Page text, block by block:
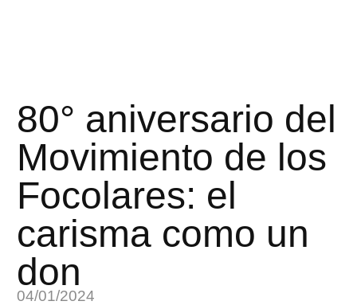
80° aniversario del
Movimiento de los
Focolares: el
carisma como un
don
04/01/2024